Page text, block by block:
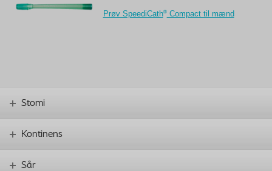
Prøv SpeediCath®Compact til mænd
Stomi
Kontinens
Sår